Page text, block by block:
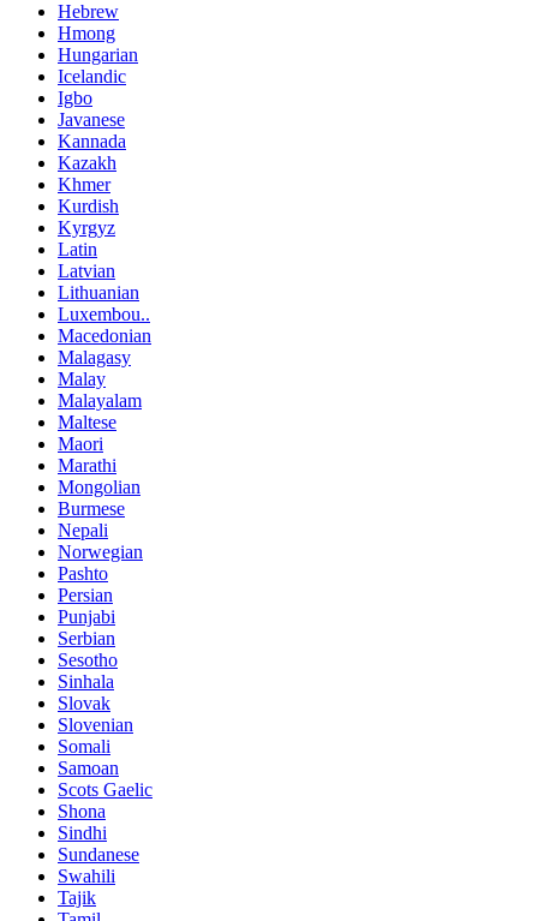
Hebrew
Hmong
Hungarian
Icelandic
Igbo
Javanese
Kannada
Kazakh
Khmer
Kurdish
Kyrgyz
Latin
Latvian
Lithuanian
Luxembou..
Macedonian
Malagasy
Malay
Malayalam
Maltese
Maori
Marathi
Mongolian
Burmese
Nepali
Norwegian
Pashto
Persian
Punjabi
Serbian
Sesotho
Sinhala
Slovak
Slovenian
Somali
Samoan
Scots Gaelic
Shona
Sindhi
Sundanese
Swahili
Tajik